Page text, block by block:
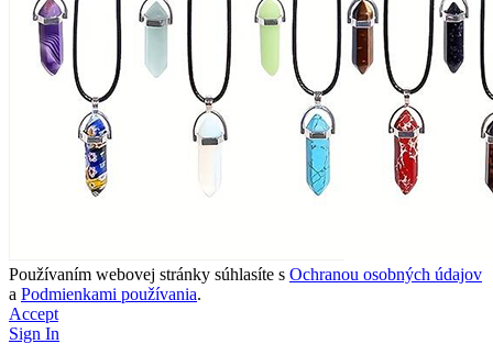
Používaním webovej stránky súhlasíte s Ochranou osobných údajov
a Podmienkami používania.
Accept
Sign In